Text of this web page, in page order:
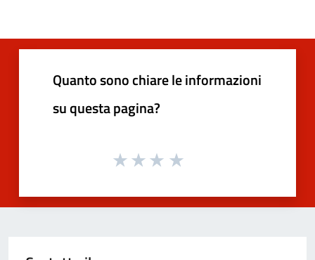
Quanto sono chiare le informazioni
su questa pagina?